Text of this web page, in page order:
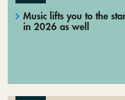
Music lifts you to the
in 2026 as well